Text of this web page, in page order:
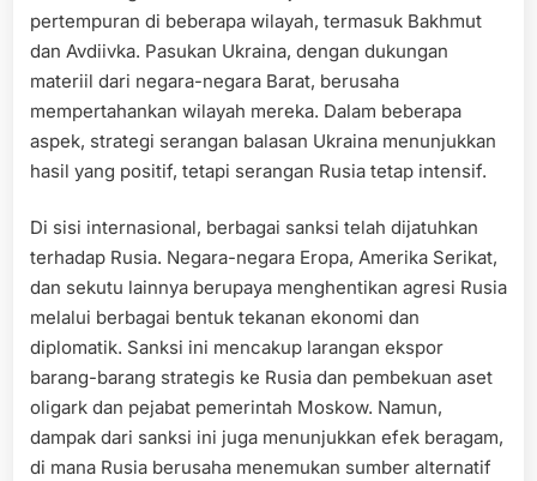
pertempuran di beberapa wilayah, termasuk Bakhmut
dan Avdiivka. Pasukan Ukraina, dengan dukungan
materiil dari negara-negara Barat, berusaha
mempertahankan wilayah mereka. Dalam beberapa
aspek, strategi serangan balasan Ukraina menunjukkan
hasil yang positif, tetapi serangan Rusia tetap intensif.
Di sisi internasional, berbagai sanksi telah dijatuhkan
terhadap Rusia. Negara-negara Eropa, Amerika Serikat,
dan sekutu lainnya berupaya menghentikan agresi Rusia
melalui berbagai bentuk tekanan ekonomi dan
diplomatik. Sanksi ini mencakup larangan ekspor
barang-barang strategis ke Rusia dan pembekuan aset
oligark dan pejabat pemerintah Moskow. Namun,
dampak dari sanksi ini juga menunjukkan efek beragam,
di mana Rusia berusaha menemukan sumber alternatif